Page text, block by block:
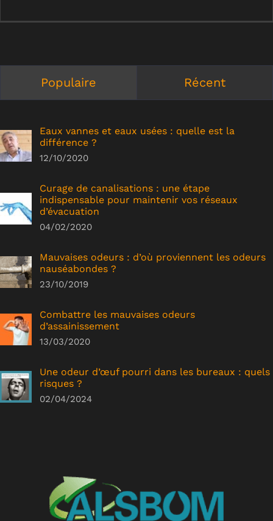
Populaire Récent
Eaux vannes et eaux usées : quelle est la
différence ?
12/10/2020
Curage de canalisations : une étape
indispensable pour maintenir vos réseaux
d’évacuation
04/02/2020
Mauvaises odeurs : d’où proviennent les odeurs
nauséabondes ?
23/10/2019
Combattre les mauvaises odeurs
d’assainissement
13/03/2020
Une odeur d’œuf pourri dans les bureaux : quels
risques ?
02/04/2024